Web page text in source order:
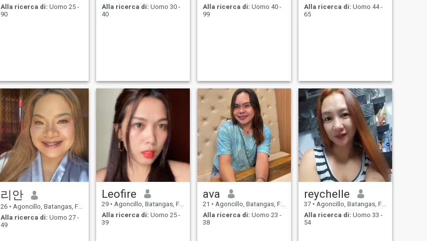
Alla ricerca di: Uomo 25 -
90
Alla ricerca di: Uomo 30 -
40
Alla ricerca di: Uomo 40 -
99
Alla ricerca di: Uomo 44 -
65
리안
26 • Agoncillo, Batangas, Filippine
Alla ricerca di: Uomo 27 -
49
Leofire
29 • Agoncillo, Batangas, Filippine
Alla ricerca di: Uomo 25 -
39
ava
21 • Agoncillo, Batangas, Filippine
Alla ricerca di: Uomo 23 -
38
reychelle
37 • Agoncillo, Batangas, Filippine
Alla ricerca di: Uomo 33 -
54